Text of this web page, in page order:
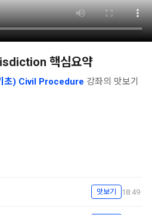
핵심요약
초) Civil Procedure 강좌의 맛보기
맛보기 18:49